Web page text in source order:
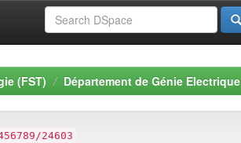
(FST) Département de Génie Electrique
24603